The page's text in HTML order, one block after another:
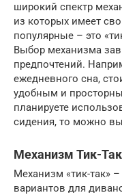
широкий спектр
из которых имеет
популярные – это
Выбор механизма
предпочтений.
ежедневного сна,
удобным и
планируете
сидения, то можно
Механизм Тик-Так
Механизм «тик-так»
вариантов для